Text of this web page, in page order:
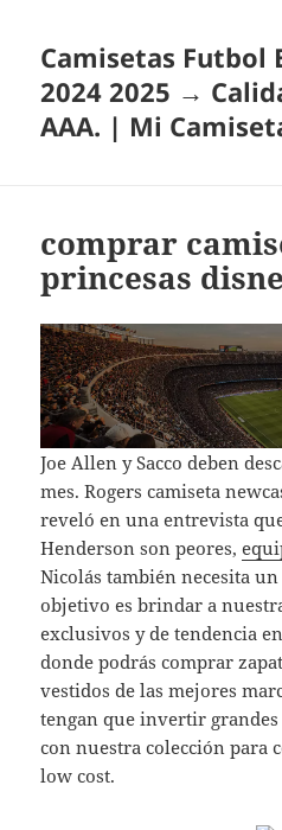
Camisetas Futbol
2024 2025 →
AAA. | Mi
comprar
princesas
Joe Allen y Sacco deben
mes. Rogers camiseta
reveló en una entrevista
Henderson son peores,
Nicolás también necesita
objetivo es brindar a
exclusivos y de tendencia
donde podrás comprar
vestidos de las mejores
tengan que invertir
con nuestra colección para
low cost.